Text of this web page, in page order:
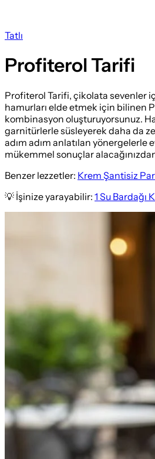
Tatlı
Profiterol Tarifi
Profiterol Tarifi, çikolata sevenler
hamurları elde etmek için bilinen
kombinasyon oluşturuyorsunuz.
garnitürlerle süsleyerek daha da
adım adım anlatılan yönergelerle
mükemmel sonuçlar
Benzer lezzetler: Krem Şantisiz
💡 İşinize yarayabilir: 1 Su Bardağı